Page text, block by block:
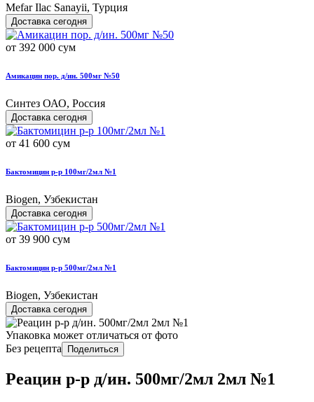
Mefar Ilac Sanayii, Турция
Доставка сегодня
от 392 000 сум
Амикацин пор. д/ин. 500мг №50
Синтез ОАО, Россия
Доставка сегодня
от 41 600 сум
Бактомицин р-р 100мг/2мл №1
Biogen, Узбекистан
Доставка сегодня
от 39 900 сум
Бактомицин р-р 500мг/2мл №1
Biogen, Узбекистан
Доставка сегодня
Упаковка может отличаться от фото
Без рецепта
Поделиться
Реацин р-р д/ин. 500мг/2мл 2мл №1